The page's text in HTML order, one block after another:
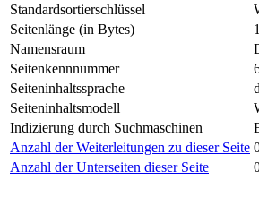
Standardsortierschlüssel
Seitenlänge (in Bytes)
Namensraum
Seitenkennnummer
Seiteninhaltssprache
Seiteninhaltsmodell
Indizierung durch Suchmaschinen
Anzahl der Weiterleitungen zu dieser Seite
Anzahl der Unterseiten dieser Seite